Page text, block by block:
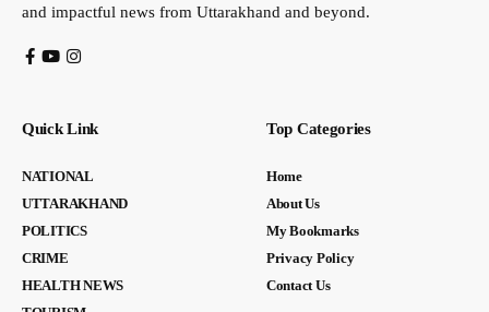
and impactful news from Uttarakhand and beyond.
Quick Link
NATIONAL
UTTARAKHAND
POLITICS
CRIME
HEALTH NEWS
Top Categories
Home
About Us
My Bookmarks
Privacy Policy
Contact Us